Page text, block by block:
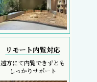
リモート内覧対応
遠方にて内覧できずとも
しっかりサポート